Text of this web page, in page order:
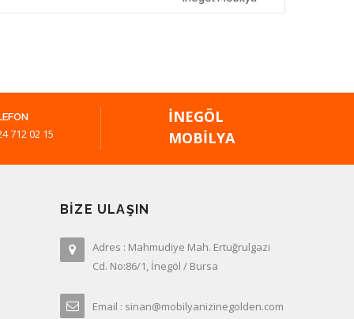
712 02 15
İNEGÖL
MOBILYA
BIZE ULAŞIN
Adres : Mahmudiye Mah. Ertuğrulgazi
Cd. No:86/1, İnegöl / Bursa
Email : sinan@mobilyanizinegolden.com